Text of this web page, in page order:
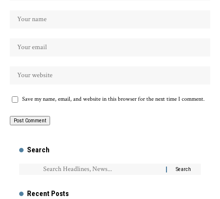
Save my name, email, and website in this browser for the next time I comment.
Search
Recent Posts